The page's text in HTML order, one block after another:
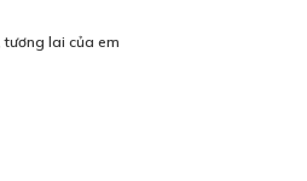
tương lai của em